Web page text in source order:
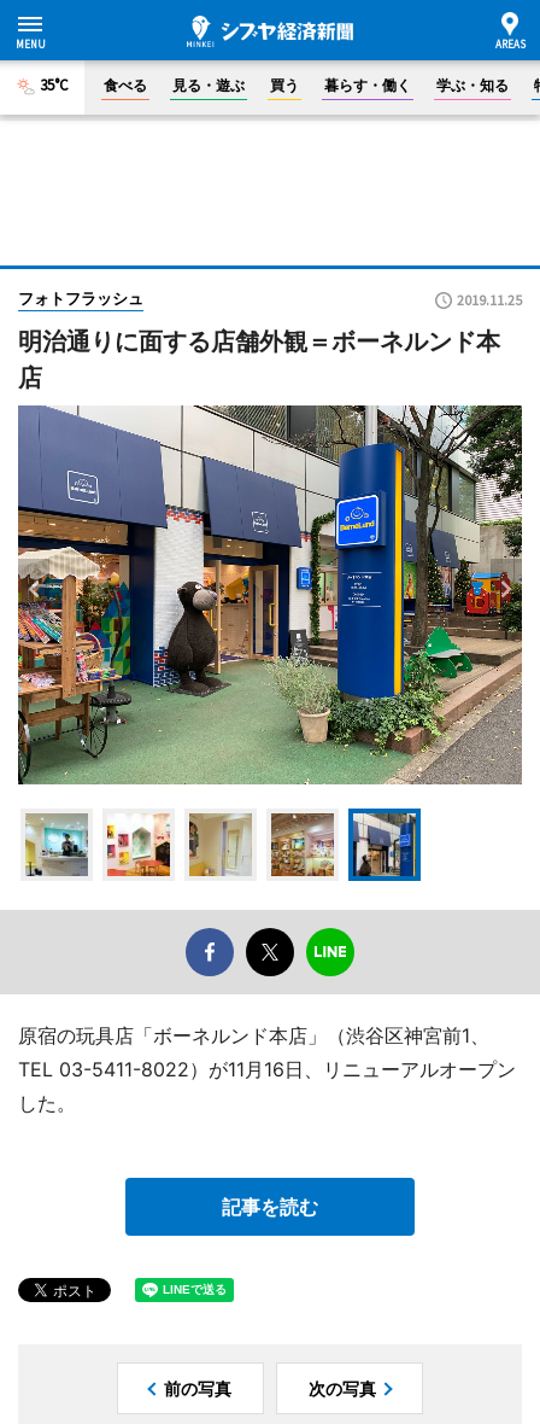
35°C 食べる 見る・遊ぶ 買う 暮らす・働く 学ぶ・知る
フォトフラッシュ 2019.11.25
明治通りに面する店舗外観＝ボーネルンド本
店
原宿の玩具店「ボーネルンド本店」（渋谷区神宮前1、
TEL 03-5411-8022）が11月16日、リニューアルオープン
した。
記事を読む
前の写真 次の写真